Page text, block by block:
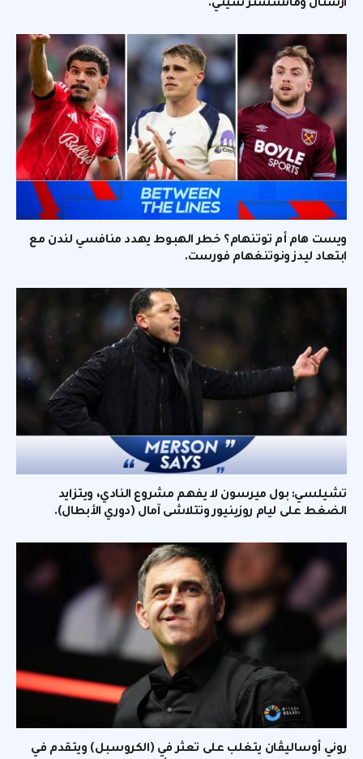
آرسنال ومانشستر سيتي.
ويست هام أم توتنهام؟ خطر الهبوط يهدد منافسي لندن مع
ابتعاد ليدز ونوتنغهام فورست.
تشيلسي: بول ميرسون لا يفهم مشروع النادي، ويتزايد
الضغط على ليام روزينيور وتتلاشى آمال (دوري الأبطال).
روني أوساليڤان يتغلب على تعثر في (الكروسبل) ويتقدم في